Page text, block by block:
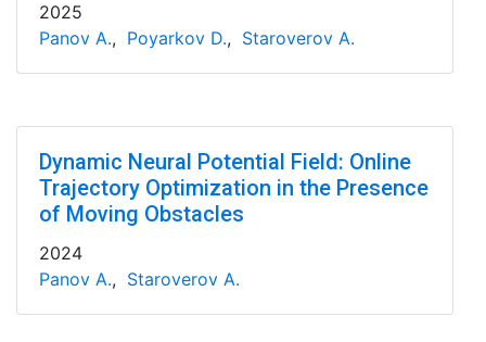
2025
Panov A., Poyarkov D., Staroverov A.
Dynamic Neural Potential Field: Online
Trajectory Optimization in the Presence
of Moving Obstacles
2024
Panov A., Staroverov A.